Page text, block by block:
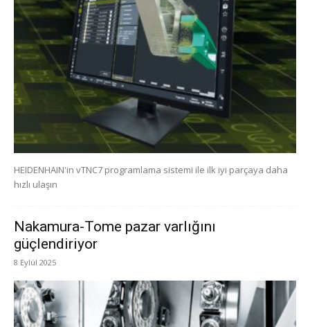
HEIDENHAIN'in vTNC7 programlama sistemi ile ilk iyi parçaya daha
hızlı ulaşın
Nakamura-Tome pazar varlığını
güçlendiriyor
8 Eylül 2025